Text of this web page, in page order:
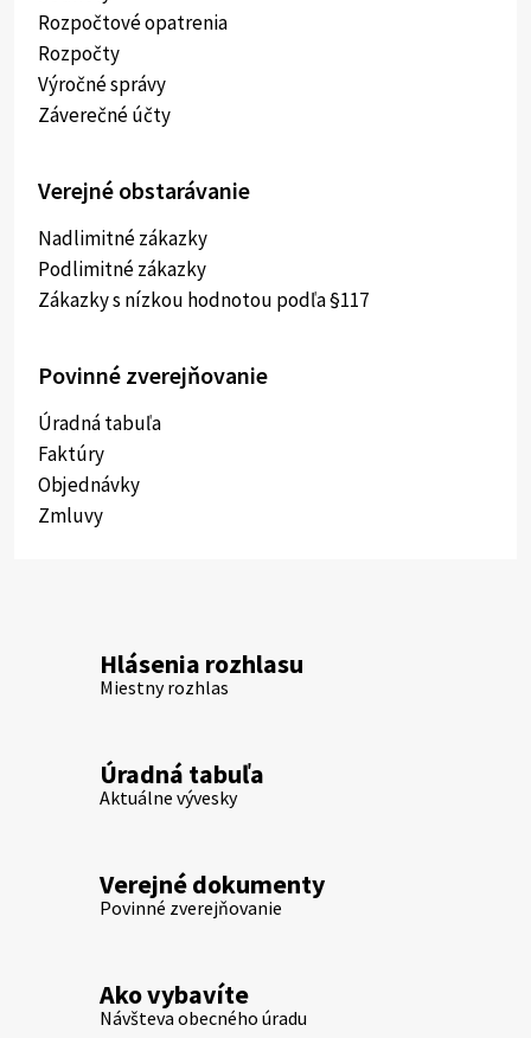
Rozpočtové opatrenia
Rozpočty
Výročné správy
Záverečné účty
Verejné obstarávanie
Nadlimitné zákazky
Podlimitné zákazky
Zákazky s nízkou hodnotou podľa §117
Povinné zverejňovanie
Úradná tabuľa
Faktúry
Objednávky
Zmluvy
Hlásenia rozhlasu
Miestny rozhlas
Úradná tabuľa
Aktuálne vývesky
Verejné dokumenty
Povinné zverejňovanie
Ako vybavíte
Návšteva obecného úradu